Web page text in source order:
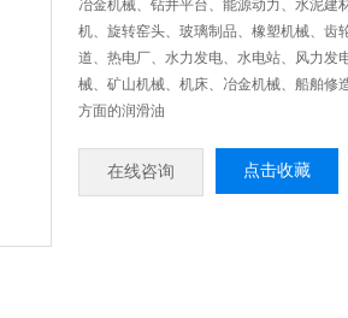
冶金机械、钻井平台、能源动力、水泥建
机、旋转窑头、玻璃制品、橡塑机械、齿
道、热电厂、水力发电、水电站、风力发
械、矿山机械、机床、冶金机械、船舶修
方面的润滑油
在线咨询 点击收藏